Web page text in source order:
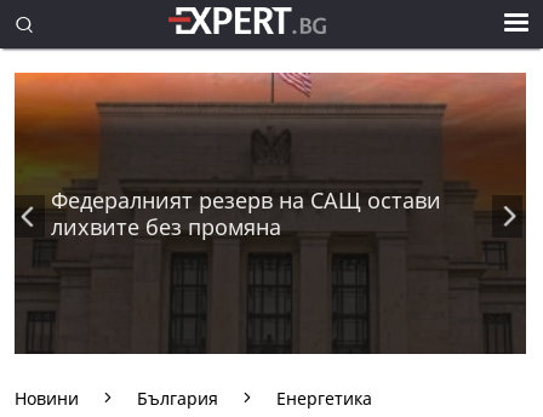
Федералният резерв на САЩ остави
лихвите без промяна
Новини България Енергетика